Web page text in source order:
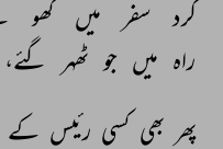
گرد
سفر میں کھو
راہ میں جو ٹھہر گئے،
پھر بھی کسی رئیس کے